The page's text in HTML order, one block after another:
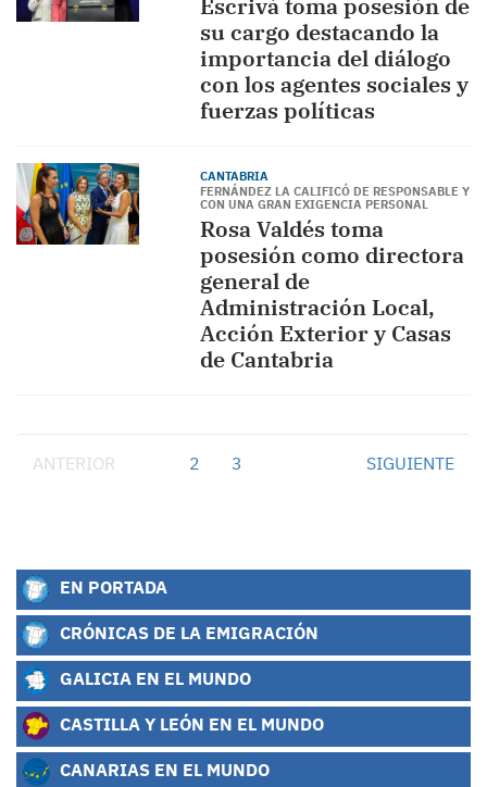
Escrivá toma posesión de
su cargo destacando la
importancia del diálogo
con los agentes sociales y
fuerzas políticas
CANTABRIA
FERNÁNDEZ LA CALIFICÓ DE RESPONSABLE Y
CON UNA GRAN EXIGENCIA PERSONAL
Rosa Valdés toma
posesión como directora
general de
Administración Local,
Acción Exterior y Casas
de Cantabria
ANTERIOR 2 3 SIGUIENTE
EN PORTADA
CRÓNICAS DE LA EMIGRACIÓN
GALICIA EN EL MUNDO
CASTILLA Y LEÓN EN EL MUNDO
CANARIAS EN EL MUNDO